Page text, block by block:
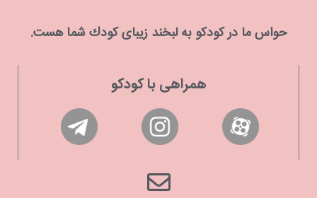
حواس ما در كودكو به لبخند زیبای كودك شما هست.
همراهی با کودکو